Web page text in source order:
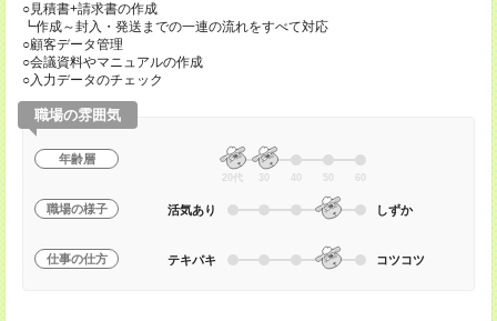
○見積書+請求書の作成
┗作成～封入・発送までの一連の流れをすべて対応
○顧客データ管理
○会議資料やマニュアルの作成
○入力データのチェック
職場の雰囲気
年齢層
20代 30 40 50 60
職場の様子 活気あり しずか
仕事の仕方 テキパキ コツコツ